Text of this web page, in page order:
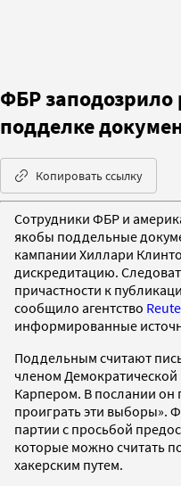
ФБР заподозрило
подделке
Копировать ссылку
Сотрудники ФБР и
якобы поддельные
кампании Хиллари
дискредитацию.
причастности к
сообщило агентство
информированные
Поддельным считают
членом
Карпером. В послании
проиграть эти выборы».
партии с просьбой
которые можно считать
хакерским путем.